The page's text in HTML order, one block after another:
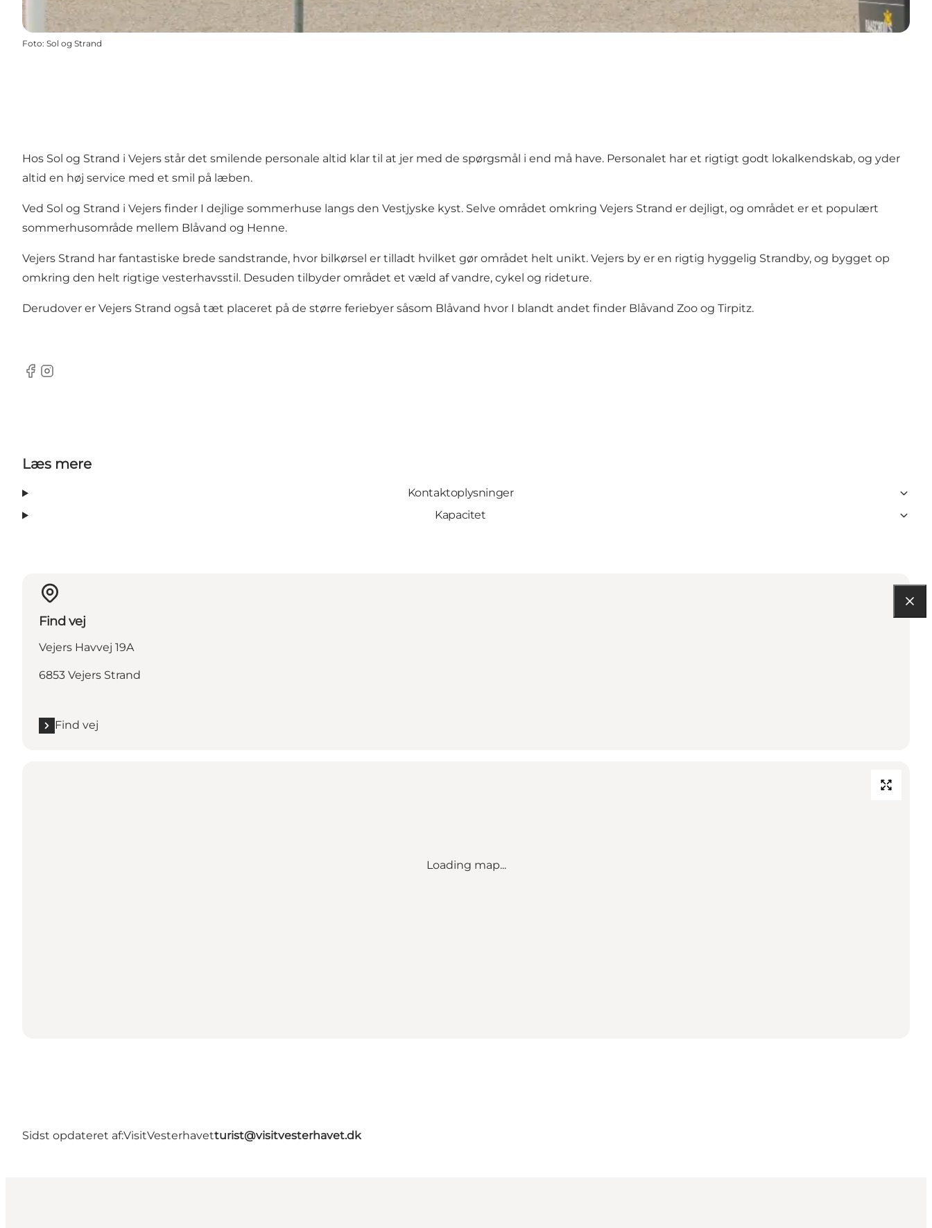
Foto: Sol og Strand
Hos Sol og Strand i Vejers står det smilende personale altid klar til at jer med de spørgsmål i end må have. Personalet har et rigtigt godt lokalkendskab, og yder
altid en høj service med et smil på læben.
Ved Sol og Strand i Vejers finder I dejlige sommerhuse langs den Vestjyske kyst. Selve området omkring Vejers Strand er dejligt, og området er et populært
sommerhusområde mellem Blåvand og Henne.
Vejers Strand har fantastiske brede sandstrande, hvor bilkørsel er tilladt hvilket gør området helt unikt. Vejers by er en rigtig hyggelig Strandby, og bygget op
omkring den helt rigtige vesterhavsstil. Desuden tilbyder området et væld af vandre, cykel og rideture.
Derudover er Vejers Strand også tæt placeret på de større feriebyer såsom Blåvand hvor I blandt andet finder Blåvand Zoo og Tirpitz.
Facebook
Instagram
Læs mere
Kontaktoplysninger
Kapacitet
Find vej
Vejers Havvej 19A
6853 Vejers Strand
Find vej
Loading map...
Sidst opdateret af:VisitVesterhavetturist@visitvesterhavet.dk